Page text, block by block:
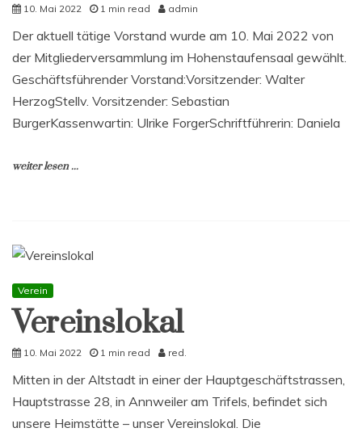
10. Mai 2022 1 min read admin
Der aktuell tätige Vorstand wurde am 10. Mai 2022 von
der Mitgliederversammlung im Hohenstaufensaal gewählt.
Geschäftsführender Vorstand:Vorsitzender: Walter
HerzogStellv. Vorsitzender: Sebastian
BurgerKassenwartin: Ulrike ForgerSchriftführerin: Daniela
weiter lesen ...
Verein
Vereinslokal
10. Mai 2022 1 min read red.
Mitten in der Altstadt in einer der Hauptgeschäftstrassen,
Hauptstrasse 28, in Annweiler am Trifels, befindet sich
unsere Heimstätte – unser Vereinslokal. Die